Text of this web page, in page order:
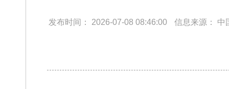
发布时间： 2026-07-08 08:46:00 信息来源： 中